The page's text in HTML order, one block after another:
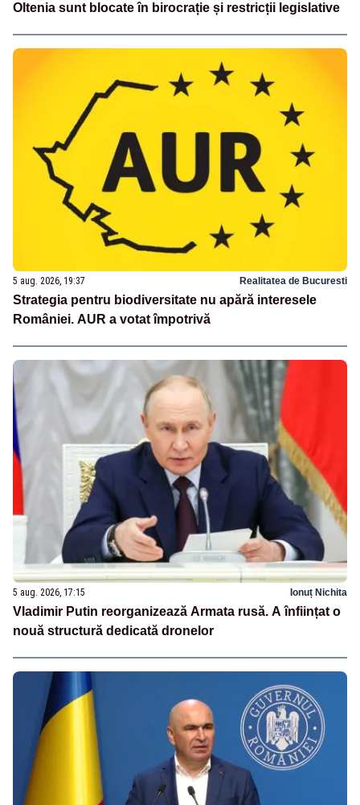
Oltenia sunt blocate în birocrație și restricții legislative
5 aug. 2026, 19:37 Realitatea de Bucuresti
Strategia pentru biodiversitate nu apără interesele
României. AUR a votat împotrivă
5 aug. 2026, 17:15 Ionuț Nichita
Vladimir Putin reorganizează Armata rusă. A înființat o
nouă structură dedicată dronelor